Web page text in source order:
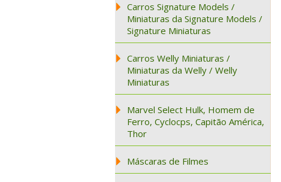
Carros Signature Models /
Miniaturas da Signature Models /
Signature Miniaturas
Carros Welly Miniaturas /
Miniaturas da Welly / Welly
Miniaturas
Marvel Select Hulk, Homem de
Ferro, Cyclocps, Capitão América,
Thor
Máscaras de Filmes